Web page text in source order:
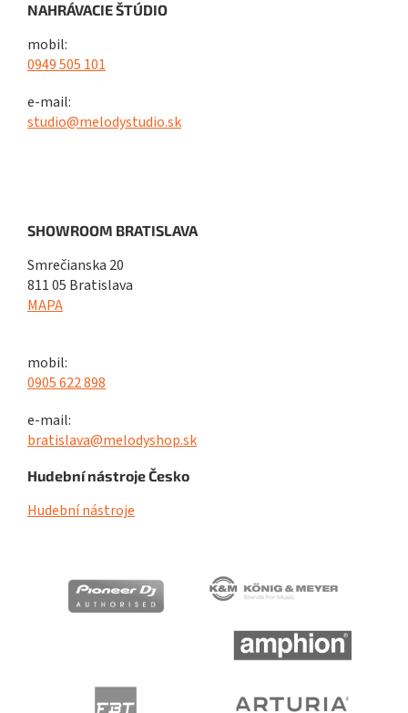
NAHRÁVACIE ŠTÚDIO
mobil:
0949 505 101
e-mail:
studio@melodystudio.sk
SHOWROOM BRATISLAVA
Smrečianska 20
811 05 Bratislava
MAPA
mobil:
0905 622 898
e-mail:
bratislava@melodyshop.sk
Hudební nástroje Česko
Hudební nástroje